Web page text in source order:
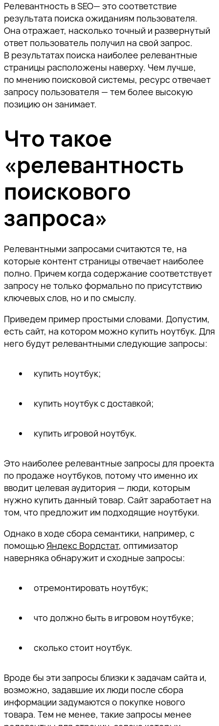
Релевантность в SEO— это соответствие
результата поиска ожиданиям пользователя.
Она отражает, насколько точный и развернутый
ответ пользователь получил на свой запрос.
В результатах поиска наиболее релевантные
страницы расположены наверху. Чем лучше,
по мнению поисковой системы, ресурс отвечает
запросу пользователя — тем более высокую
позицию он занимает.
Что такое
«релевантность
поискового
запроса»
Релевантными запросами считаются те, на
которые контент страницы отвечает наиболее
полно. Причем когда содержание соответствует
запросу не только формально по присутствию
ключевых слов, но и по смыслу.
Приведем пример простыми словами. Допустим,
есть сайт, на котором можно купить ноутбук. Для
него будут релевантными следующие запросы:
купить ноутбук;
купить ноутбук с доставкой;
купить игровой ноутбук.
Это наиболее релевантные запросы для проекта
по продаже ноутбуков, потому что именно их
вводит целевая аудитория — люди, которым
нужно купить данный товар. Сайт заработает на
том, что предложит им подходящие ноутбуки.
Однако в ходе сбора семантики, например, c
помощью Яндекс Вордстат, оптимизатор
наверняка обнаружит и сходные запросы:
отремонтировать ноутбук;
что должно быть в игровом ноутбуке;
сколько стоит ноутбук.
Вроде бы эти запросы близки к задачам сайта и,
возможно, задавшие их люди после сбора
информации задумаются о покупке нового
товара. Тем не менее, такие запросы менее